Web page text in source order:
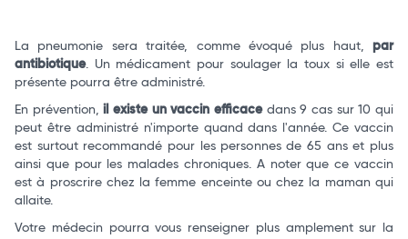
La pneumonie sera traitée, comme évoqué plus haut, par
antibiotique. Un médicament pour soulager la toux si elle est
présente pourra être administré.
En prévention, il existe un vaccin efficacedans 9 cas sur 10 qui
peut être administré n'importe quand dans l'année. Ce vaccin
est surtout recommandé pour les personnes de 65 ans et plus
ainsi que pour les malades chroniques. A noter que ce vaccin
est à proscrire chez la femme enceinte ou chez la maman qui
allaite.
Votre médecin pourra vous renseigner plus amplement sur la